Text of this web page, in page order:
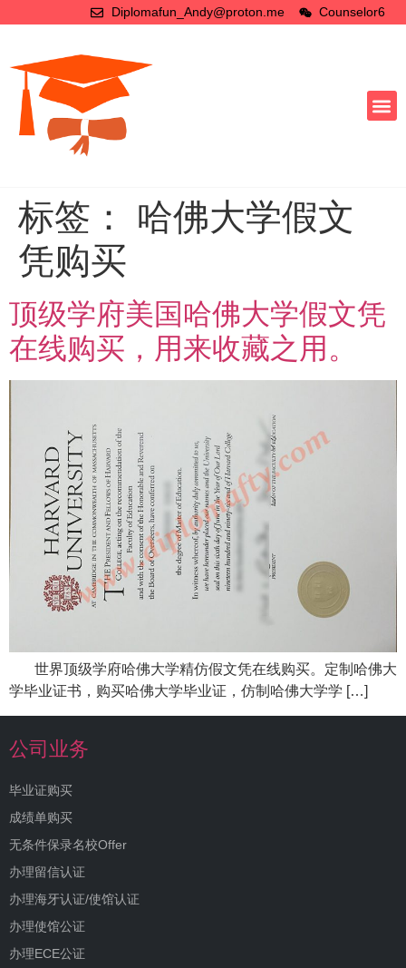
Diplomafun_Andy@proton.me Counselor6
标签： 哈佛大学假文
凭购买
顶级学府美国哈佛大学假文凭
在线购买，用来收藏之用。
世界顶级学府哈佛大学精仿假文凭在线购买。定制哈佛大
学毕业证书，购买哈佛大学毕业证，仿制哈佛大学学 […]
公司业务
毕业证购买
成绩单购买
无条件保录名校Offer
办理留信认证
办理海牙认证/使馆认证
办理使馆公证
办理ECE公证